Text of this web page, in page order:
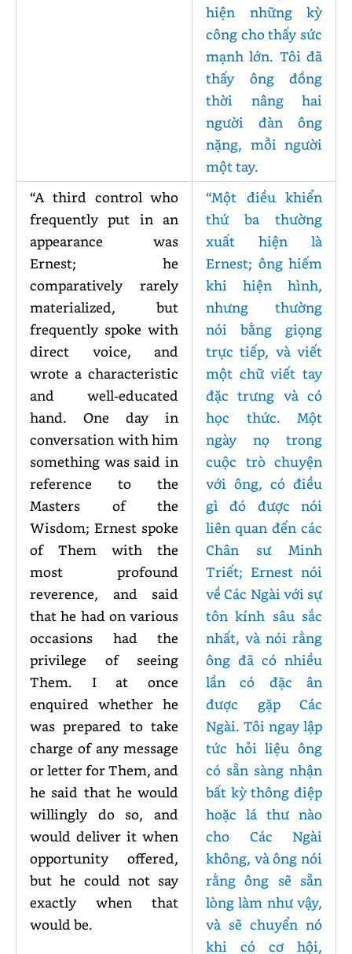
hiện những kỳ
công cho thấy sức
mạnh lớn. Tôi đã
thấy ông đồng
thời nâng hai
người đàn ông
nặng, mỗi người
một tay.
“A third control who
frequently put in an
appearance was
Ernest; he
comparatively rarely
materialized, but
frequently spoke with
direct voice, and
wrote a characteristic
and well-educated
hand. One day in
conversation with him
something was said in
reference to the
Masters of the
Wisdom; Ernest spoke
of Them with the
most profound
reverence, and said
that he had on various
occasions had the
privilege of seeing
Them. I at once
enquired whether he
was prepared to take
charge of any message
or letter for Them, and
he said that he would
willingly do so, and
would deliver it when
opportunity offered,
but he could not say
exactly when that
would be.
“Một điều khiển
thứ ba thường
xuất hiện là
Ernest; ông hiếm
khi hiện hình,
nhưng thường
nói bằng giọng
trực tiếp, và viết
một chữ viết tay
đặc trưng và có
học thức. Một
ngày nọ trong
cuộc trò chuyện
với ông, có điều
gì đó được nói
liên quan đến các
Chân sư Minh
Triết; Ernest nói
về Các Ngài với sự
tôn kính sâu sắc
nhất, và nói rằng
ông đã có nhiều
lần có đặc ân
được gặp Các
Ngài. Tôi ngay lập
tức hỏi liệu ông
có sẵn sàng nhận
bất kỳ thông điệp
hoặc lá thư nào
cho Các Ngài
không, và ông nói
rằng ông sẽ sẵn
lòng làm như vậy,
và sẽ chuyển nó
khi có cơ hội,